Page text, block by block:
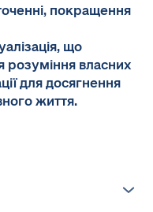
покращення
що
розуміння власних
для досягнення
життя.